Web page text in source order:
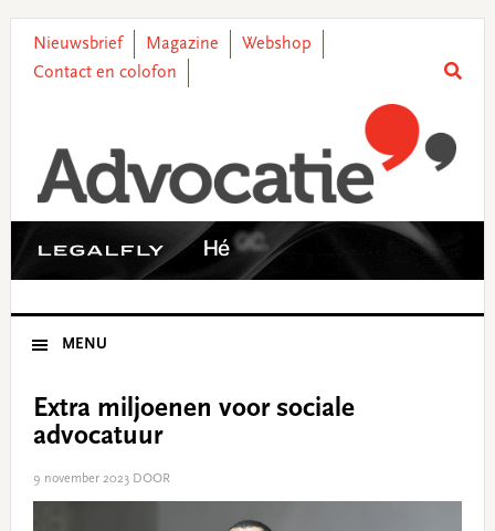
primary
main
primary
footer
Nieuwsbrief Magazine
Webshop
Contact en colofon
MENU
Extra miljoenen voor sociale
advocatuur
9 november 2023DOOR